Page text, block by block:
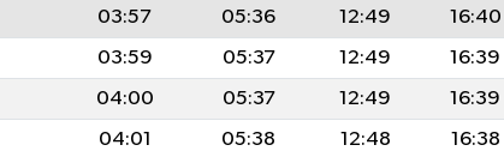
03:57 05:36 12:49 16:40
03:59 05:37 12:49 16:39
04:00 05:37 12:49 16:39
04:01 05:38 12:48 16:38